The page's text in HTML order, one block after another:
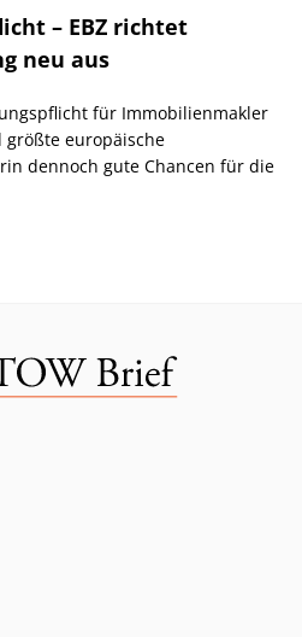
– EBZ richtet
neu aus
für Immobilienmakler
größte europäische
dennoch gute Chancen für die